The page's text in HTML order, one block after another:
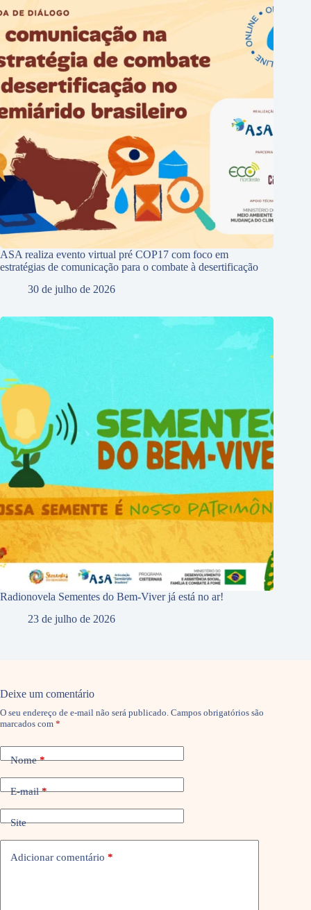
ASA realiza evento virtual pré COP17 com foco em
estratégias de comunicação para o combate à desertificação
30 de julho de 2026
Radionovela Sementes do Bem-Viver já está no ar!
23 de julho de 2026
Deixe um comentário
O seu endereço de e-mail não será publicado. Campos obrigatórios são
marcados com *
Nome*
E-mail*
Site
Adicionar comentário *